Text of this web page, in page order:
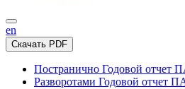
en
Скачать PDF
Постранично Годовой отчет
Разворотами Годовой отчет